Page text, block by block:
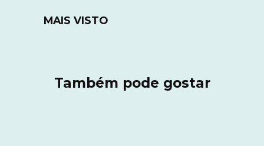
MAIS VISTO
Também pode gostar